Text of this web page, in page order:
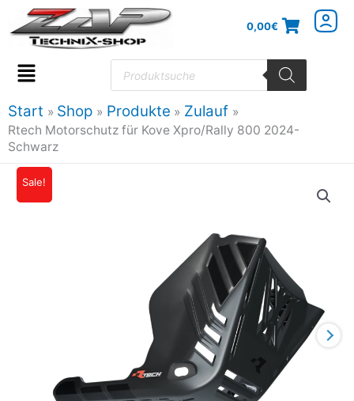
Inhalt
springen
0,00€
Flyout
Menu
Products
search
Start Shop Produkte Zulauf
Rtech Motorschutz für Kove Xpro/Rally 800 2024-
Schwarz
Sale!
165,77€
Aktueller
ist:
157,48€.